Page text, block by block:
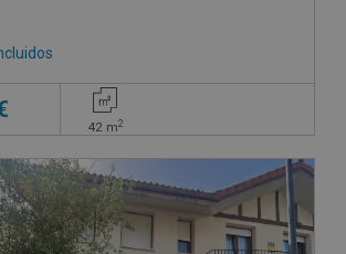
42 m2
ESPECIALES